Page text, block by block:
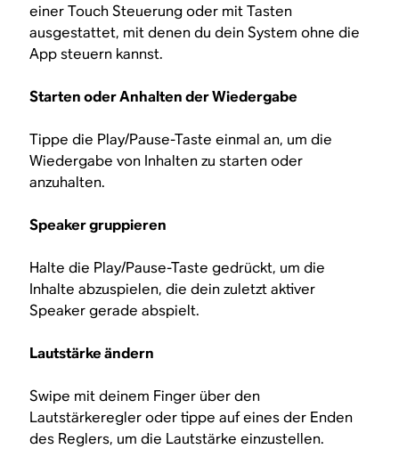
einer Touch Steuerung oder mit Tasten
ausgestattet, mit denen du dein System ohne die
App steuern kannst.
Starten oder Anhalten der Wiedergabe
Tippe die Play/Pause-Taste einmal an, um die
Wiedergabe von Inhalten zu starten oder
anzuhalten.
Speaker gruppieren
Halte die Play/Pause-Taste gedrückt, um die
Inhalte abzuspielen, die dein zuletzt aktiver
Speaker gerade abspielt.
Lautstärke ändern
Swipe mit deinem Finger über den
Lautstärkeregler oder tippe auf eines der Enden
des Reglers, um die Lautstärke einzustellen.